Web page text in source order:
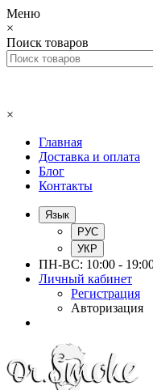
Меню
×
Поиск товаров
×
Главная
Доставка и оплата
Блог
Контакты
Язык
РУС
УКР
ПН-ВС: 10:00 -
Личный кабинет
Регистрация
Авторизация